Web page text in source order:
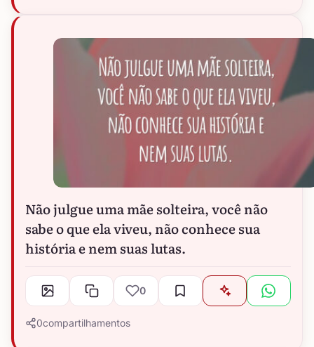
Não julgue uma mãe solteira, você não
sabe o que ela viveu, não conhece sua
história e nem suas lutas.
0
0compartilhamentos